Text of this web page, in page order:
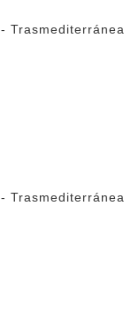
Trasmediterránea
Trasmediterránea